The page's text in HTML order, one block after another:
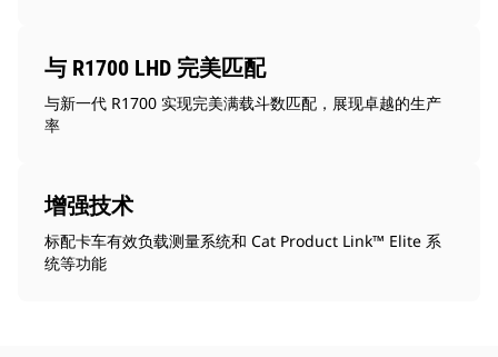
与 R1700 LHD 完美匹配
与新一代 R1700 实现完美满载斗数匹配，展现卓越的生产
率
增强技术
标配卡车有效负载测量系统和 Cat Product Link™ Elite 系
统等功能